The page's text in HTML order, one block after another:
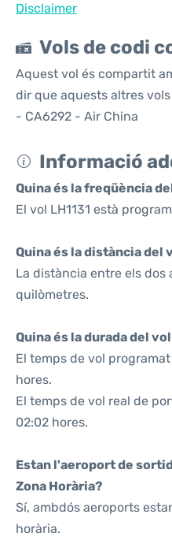
Disclaimer
Vols de codi
Aquest vol és compartit
dir que aquests altres
- CA6292 - Air China
Informació
Quina és la freqüència
El vol LH1131 està
Quina és la distància del
La distància entre els dos
quilòmetres.
Quina és la durada del
El temps de vol
hores.
El temps de vol real de
02:02 hores.
Estan l'aeroport de
Zona Horària?
Sí, ambdós aeroports
horària.